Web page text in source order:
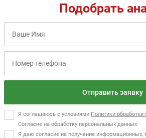
Подобрать
Отправить заявку
Я соглашаюсь с условиями Политики
Согласие на обработку персональных данных
Я даю согласие на получение информационных,